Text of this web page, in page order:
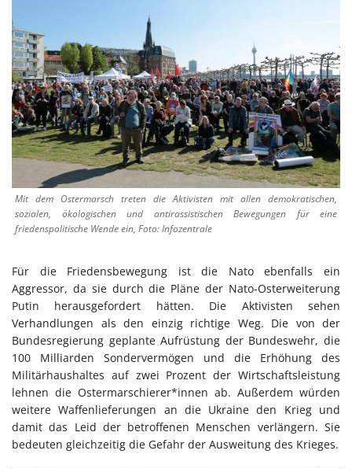
Mit dem Ostermarsch treten die Aktivisten mit allen demokratischen,
sozialen, ökologischen und antirassistischen Bewegungen für eine
friedenspolitische Wende ein, Foto: Infozentrale
Für die Friedensbewegung ist die Nato ebenfalls ein
Aggressor, da sie durch die Pläne der Nato-Osterweiterung
Putin herausgefordert hätten. Die Aktivisten sehen
Verhandlungen als den einzig richtige Weg. Die von der
Bundesregierung geplante Aufrüstung der Bundeswehr, die
100 Milliarden Sondervermögen und die Erhöhung des
Militärhaushaltes auf zwei Prozent der Wirtschaftsleistung
lehnen die Ostermarschierer*innen ab. Außerdem würden
weitere Waffenlieferungen an die Ukraine den Krieg und
damit das Leid der betroffenen Menschen verlängern. Sie
bedeuten gleichzeitig die Gefahr der Ausweitung des Krieges.